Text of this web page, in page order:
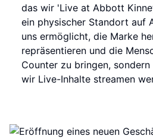
das wir 'Live at Abbott
ein physischer Standort auf
uns ermöglicht, die Marke
repräsentieren und die
Counter zu bringen,
wir Live-Inhalte streamen